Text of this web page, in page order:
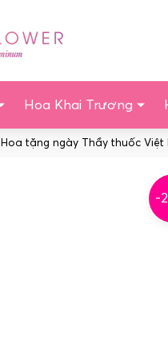
Hoa Khai Trương
Hoa tặng ngày Thầy thuốc Việt
-